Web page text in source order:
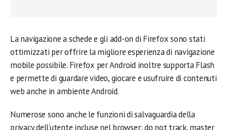
La navigazione a schede e gli add-on di Firefox sono stati
ottimizzati per offrire la migliore esperienza di navigazione
mobile possibile. Firefox per Android inoltre supporta Flash
e permette di guardare video, giocare e usufruire di contenuti
web anche in ambiente Android.
Numerose sono anche le funzioni di salvaguardia della
privacy dell’utente incluse nel browser: do not track, master